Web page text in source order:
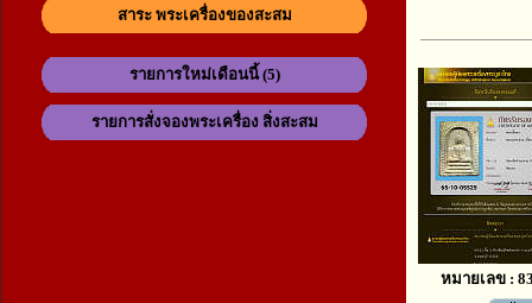
สาระ พระเครื่องของสะสม
รายการใหม่เดือนนี้ (5)
รายการสั่งจองพระเครื่อง สิ่งสะสม
หมายเลข :